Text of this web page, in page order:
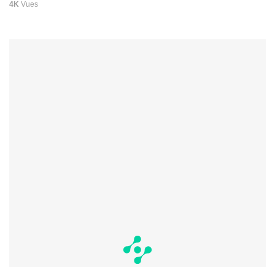
4K Vues